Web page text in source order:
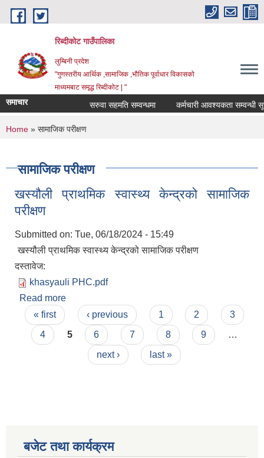
Skip to main content
रिब्दीकोट गाउँपालिका
लुम्बिनी प्रदेश
"गुणस्तरीय आर्थिक ,सामाजिक ,भौतिक पूर्वाधार विकासको
माध्यमबाट समृद्ध रिब्दीकोट | "
समाचार सरुवा सहमति सम्वन्धमा कर्मचारी आवश्यकता सम्वन्धी सूचना
You are here
Home » सामाजिक परीक्षण
सामाजिक परीक्षण
खस्यौली प्राथमिक स्वास्थ्य केन्द्रको सामाजिक
परीक्षण
Submitted on: Tue, 06/18/2024 - 15:49
खस्यौली प्राथमिक स्वास्थ्य केन्द्रको सामाजिक परीक्षण
दस्तावेज:
khasyauli PHC.pdf
Read more
परीक्षण
Pages
« first ‹ previous 1 2
3
4
5 6 7 8 9
…
next ›
last »
बजेट तथा कार्यक्रम